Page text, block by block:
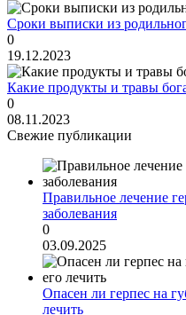
Сроки выписки из
0
19.12.2023
Какие продукты и травы
0
08.11.2023
Свежие публикации
Правильное лечение
заболевания
0
03.09.2025
Опасен ли герпес на
лечить